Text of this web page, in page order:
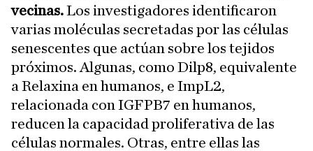
vecinas.Los investigadores identificaron
varias moléculas secretadas por las células
senescentes que actúan sobre los tejidos
próximos. Algunas, como Dilp8, equivalente
a Relaxina en humanos, e ImpL2,
relacionada con IGFPB7 en humanos,
reducen la capacidad proliferativa de las
células normales. Otras, entre ellas las